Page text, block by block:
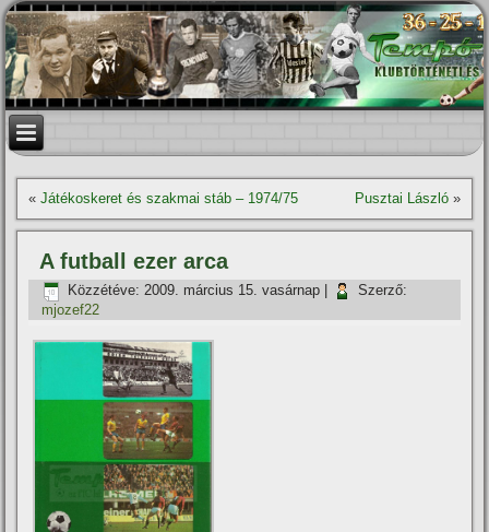
«Játékoskeret és szakmai stáb – 1974/75 Pusztai László»
A futball ezer arca
Közzétéve: 2009. március 15. vasárnap
Szerző:
mjozef22